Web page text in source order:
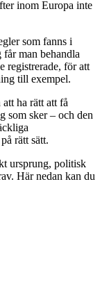
inom Europa inte
som fanns i
får man behandla
registrerade, för att
till exempel.
ha rätt att få
som sker – och den
rätt sätt.
ursprung, politisk
Här nedan kan du